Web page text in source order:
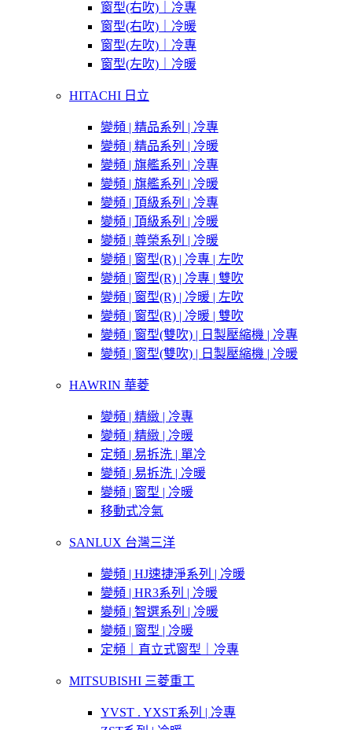
窗型(右吹)｜冷專
窗型(右吹)｜冷暖
窗型(左吹)｜冷專
窗型(左吹)｜冷暖
HITACHI 日立
變頻 | 精品系列 | 冷專
變頻 | 精品系列 | 冷暖
變頻 | 旗艦系列 | 冷專
變頻 | 旗艦系列 | 冷暖
變頻 | 頂級系列 | 冷專
變頻 | 頂級系列 | 冷暖
變頻 | 尊榮系列 | 冷暖
變頻 | 窗型(R) | 冷專 | 左吹
變頻 | 窗型(R) | 冷專 | 雙吹
變頻 | 窗型(R) | 冷暖 | 左吹
變頻 | 窗型(R) | 冷暖 | 雙吹
變頻 | 窗型(雙吹) | 日製壓縮機 | 冷專
變頻 | 窗型(雙吹) | 日製壓縮機 | 冷暖
HAWRIN 華菱
變頻 | 精緻 | 冷專
變頻 | 精緻 | 冷暖
定頻 | 易拆洗 | 單冷
變頻 | 易拆洗 | 冷暖
變頻 | 窗型 | 冷暖
移動式冷氣
SANLUX 台灣三洋
變頻 | HJ速捷淨系列 | 冷暖
變頻 | HR3系列 | 冷暖
變頻 | 智選系列 | 冷暖
變頻 | 窗型 | 冷暖
定頻｜直立式窗型｜冷專
MITSUBISHI 三菱重工
YVST . YXST系列 | 冷專